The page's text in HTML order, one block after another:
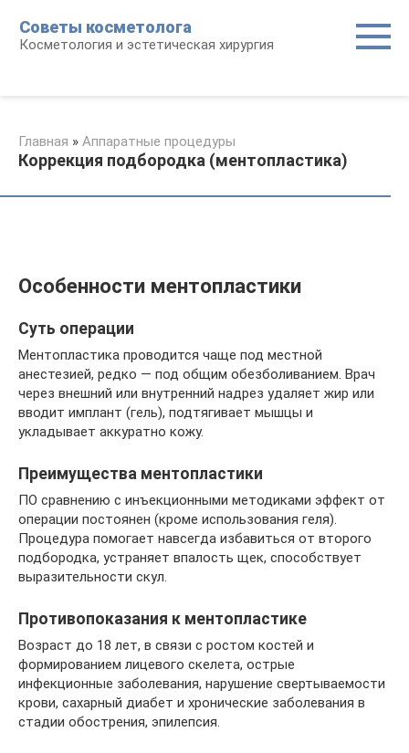
контенту
Советы косметолога
Косметология и эстетическая хирургия
Главная » Аппаратные процедуры
Коррекция подбородка (ментопластика)
Особенности ментопластики
Суть операции
Ментопластика проводится чаще под местной
анестезией, редко — под общим обезболиванием. Врач
через внешний или внутренний надрез удаляет жир или
вводит имплант (гель), подтягивает мышцы и
укладывает аккуратно кожу.
Преимущества ментопластики
ПО сравнению с инъекционными методиками эффект от
операции постоянен (кроме использования геля).
Процедура помогает навсегда избавиться от второго
подбородка, устраняет впалость щек, способствует
выразительности скул.
Противопоказания к ментопластике
Возраст до 18 лет, в связи с ростом костей и
формированием лицевого скелета, острые
инфекционные заболевания, нарушение свертываемости
крови, сахарный диабет и хронические заболевания в
стадии обострения, эпилепсия.